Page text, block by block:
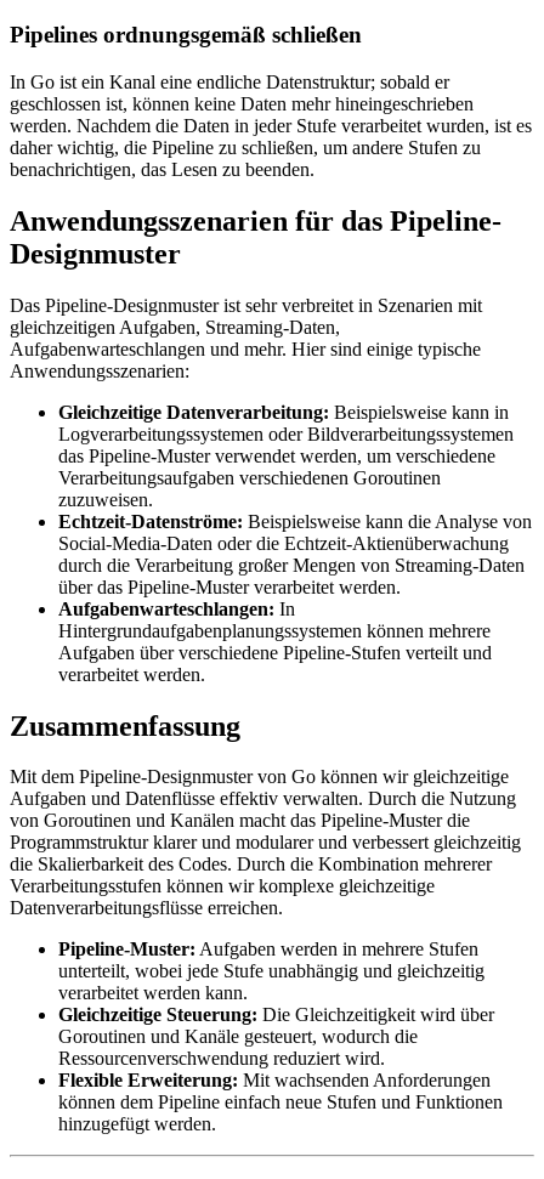
Pipelines ordnungsgemäß schließen
In Go ist ein Kanal eine endliche Datenstruktur; sobald er
geschlossen ist, können keine Daten mehr hineingeschrieben
werden. Nachdem die Daten in jeder Stufe verarbeitet wurden, ist es
daher wichtig, die Pipeline zu schließen, um andere Stufen zu
benachrichtigen, das Lesen zu beenden.
Anwendungsszenarien für das Pipeline-
Designmuster
Das Pipeline-Designmuster ist sehr verbreitet in Szenarien mit
gleichzeitigen Aufgaben, Streaming-Daten,
Aufgabenwarteschlangen und mehr. Hier sind einige typische
Anwendungsszenarien:
Gleichzeitige Datenverarbeitung: Beispielsweise kann in
Logverarbeitungssystemen oder Bildverarbeitungssystemen
das Pipeline-Muster verwendet werden, um verschiedene
Verarbeitungsaufgaben verschiedenen Goroutinen
zuzuweisen.
Echtzeit-Datenströme: Beispielsweise kann die Analyse von
Social-Media-Daten oder die Echtzeit-Aktienüberwachung
durch die Verarbeitung großer Mengen von Streaming-Daten
über das Pipeline-Muster verarbeitet werden.
Aufgabenwarteschlangen: In
Hintergrundaufgabenplanungssystemen können mehrere
Aufgaben über verschiedene Pipeline-Stufen verteilt und
verarbeitet werden.
Zusammenfassung
Mit dem Pipeline-Designmuster von Go können wir gleichzeitige
Aufgaben und Datenflüsse effektiv verwalten. Durch die Nutzung
von Goroutinen und Kanälen macht das Pipeline-Muster die
Programmstruktur klarer und modularer und verbessert gleichzeitig
die Skalierbarkeit des Codes. Durch die Kombination mehrerer
Verarbeitungsstufen können wir komplexe gleichzeitige
Datenverarbeitungsflüsse erreichen.
Pipeline-Muster: Aufgaben werden in mehrere Stufen
unterteilt, wobei jede Stufe unabhängig und gleichzeitig
verarbeitet werden kann.
Gleichzeitige Steuerung: Die Gleichzeitigkeit wird über
Goroutinen und Kanäle gesteuert, wodurch die
Ressourcenverschwendung reduziert wird.
Flexible Erweiterung: Mit wachsenden Anforderungen
können dem Pipeline einfach neue Stufen und Funktionen
hinzugefügt werden.